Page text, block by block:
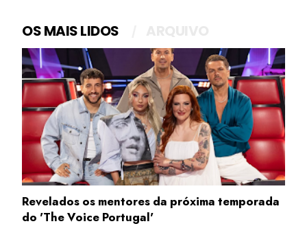
OS MAIS LIDOS
Revelados os mentores da próxima temporada
do 'The Voice Portugal'